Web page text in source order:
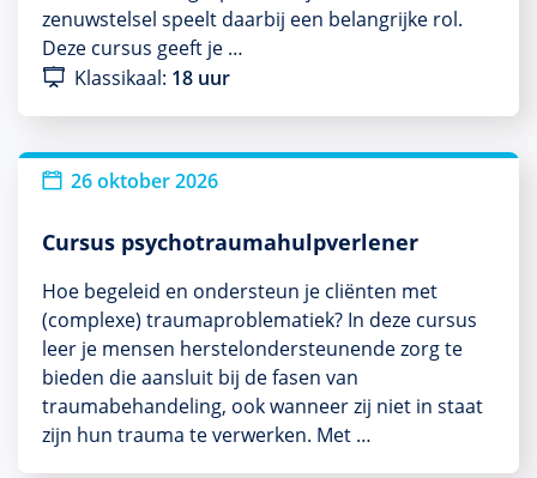
zenuwstelsel speelt daarbij een belangrijke rol.
Deze cursus geeft je …
Klassikaal: 18 uur
26 oktober 2026
Cursus psychotraumahulpverlener
Hoe begeleid en ondersteun je cliënten met
(complexe) traumaproblematiek? In deze cursus
leer je mensen herstelondersteunende zorg te
bieden die aansluit bij de fasen van
traumabehandeling, ook wanneer zij niet in staat
zijn hun trauma te verwerken. Met …